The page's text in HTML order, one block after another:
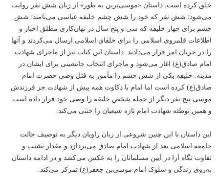
خلق کرده است. داستان «موسی‌ترین به طور» از زبان شش نفر روایت
می‌شود؛ شش نفر که خود را شش چشم خلیفه عباسی می‌نامند؛ شش
چشم برای چهار خلیفه که سی و پنج سال در نهان‌کاری مطلق اخبار و
اطلاعات قلمروی اسلامی را برای خلفای اسلامی ارسال می‌کردند و آنها
را در جریان امر قرار می‌دادند. داستان این کتاب نیز از ماجرای شهادت
امام صادق(ع) اغاز می‌شود و ماجرای انتخاب جانشینی برای ایشان در
مدینه. خلیفه یکی از شش چشم را مأمور به قتل وصی حضرت امام
صادق(ع) کرده است اما امام با ذکاوت همه پیش از شهادت جز فرزندش
موسی پنج نفر دیگر از جمله شخص خلیفه را وصی خود قرار داده است
و همین توطئه شهادت امام تازه شیعیان را خنثی می‌کند.
این داستان با این چنین شروعی از زبان راویان دیگر به توصیف حالت
جامعه اسلامی بعد از شهادت امام صادق می‌پردازد و مقدار تشتت و
تفاوت نگاه آرا در آیین مسلمانان را به عکس می‌کشد و در ادامه داستان
به‌روی زندگی و سلوک امام موسی‌بن جعفر(ع) تمرکز می‌کند.